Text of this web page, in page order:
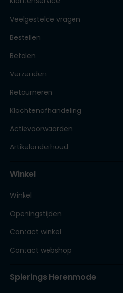
Veelgestelde vragen
Bestellen
Betalen
Verzenden
Retourneren
Klachtenafhandeling
Actievoorwaarden
Artikelonderhoud
Winkel
Winkel
Openingstijden
Contact winkel
Contact webshop
Spierings Herenmode